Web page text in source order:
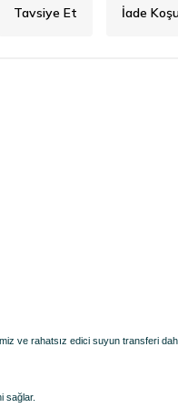
Tavsiye Et İade
ve rahatsız edici suyun transferi
sağlar.